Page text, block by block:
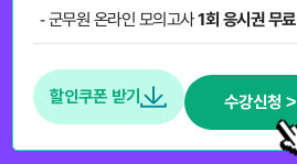
- 군무원 온라인 모의고사1회 응시권 무료
할인쿠폰 받기 수강신청 >